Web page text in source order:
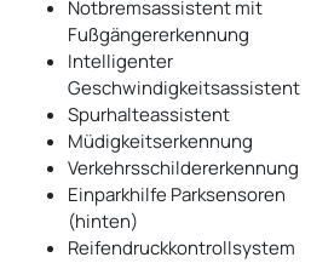
Notbremsassistent mit
Fußgängererkennung
Intelligenter
Geschwindigkeitsassistent
Spurhalteassistent
Müdigkeitserkennung
Verkehrsschildererkennung
Einparkhilfe Parksensoren
(hinten)
Reifendruckkontrollsystem